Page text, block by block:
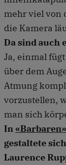
mehr viel von
die Kamera
Da sind auch
Ja, einmal
über dem
Atmung
vorzustellen,
man sich
In«Barbaren»
gestaltete
Laurence